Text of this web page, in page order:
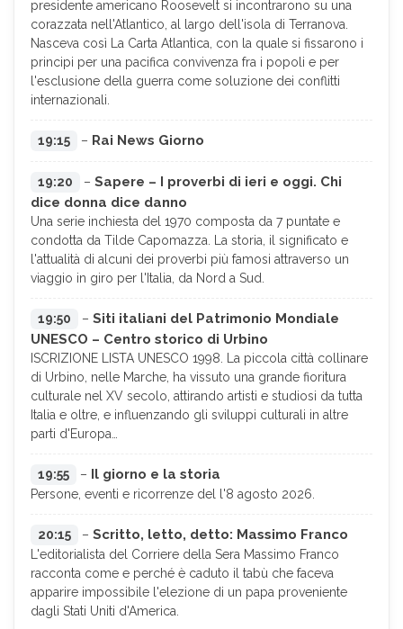
presidente americano Roosevelt si incontrarono su una
corazzata nell'Atlantico, al largo dell'isola di Terranova.
Nasceva così La Carta Atlantica, con la quale si fissarono i
principi per una pacifica convivenza fra i popoli e per
l'esclusione della guerra come soluzione dei conflitti
internazionali.
19:15 – Rai News Giorno
19:20 – Sapere – I proverbi di ieri e oggi. Chi
dice donna dice danno
Una serie inchiesta del 1970 composta da 7 puntate e
condotta da Tilde Capomazza. La storia, il significato e
l'attualità di alcuni dei proverbi più famosi attraverso un
viaggio in giro per l'Italia, da Nord a Sud.
19:50 – Siti italiani del Patrimonio Mondiale
UNESCO – Centro storico di Urbino
ISCRIZIONE LISTA UNESCO 1998. La piccola città collinare
di Urbino, nelle Marche, ha vissuto una grande fioritura
culturale nel XV secolo, attirando artisti e studiosi da tutta
Italia e oltre, e influenzando gli sviluppi culturali in altre
parti d'Europa…
19:55 – Il giorno e la storia
Persone, eventi e ricorrenze del l'8 agosto 2026.
20:15 – Scritto, letto, detto: Massimo Franco
L'editorialista del Corriere della Sera Massimo Franco
racconta come e perché è caduto il tabù che faceva
apparire impossibile l'elezione di un papa proveniente
dagli Stati Uniti d'America.